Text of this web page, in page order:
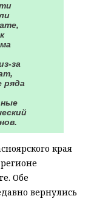
за
ряда
края
Обе
вернулись